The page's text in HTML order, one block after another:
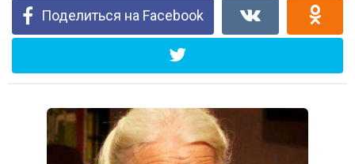
Поделиться на Facebook